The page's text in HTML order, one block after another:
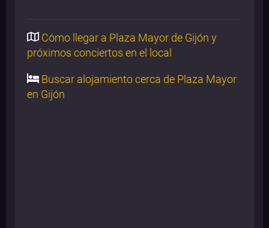
Cómo llegar a Plaza Mayor de Gijón y
próximos conciertos en el local
Buscar alojamiento cerca de Plaza Mayor
en Gijón